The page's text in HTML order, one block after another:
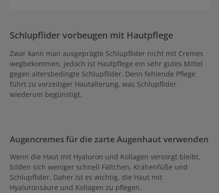
Infrarotstrahlen als auch vor sichtbarem Licht. Anwendung: Eine
und mit sanft klopfenden Bewegungen einarbeiten.
Schlupflider vorbeugen mit Hautpflege
Zwar kann man ausgeprägte Schlupflider nicht mit Cremes
wegbekommen, jedoch ist Hautpflege ein sehr gutes Mittel
gegen altersbedingte Schlupflider. Denn fehlende Pflege
führt zu vorzeitiger Hautalterung, was Schlupflider
wiederum begünstigt.
Augencremes für die zarte Augenhaut verwenden
Wenn die Haut mit Hyaluron und Kollagen versorgt bleibt,
bilden sich weniger schnell Fältchen, Krähenfüße und
Schlupflider. Daher ist es wichtig, die Haut mit
Hyaluronsäure und Kollagen zu pflegen.